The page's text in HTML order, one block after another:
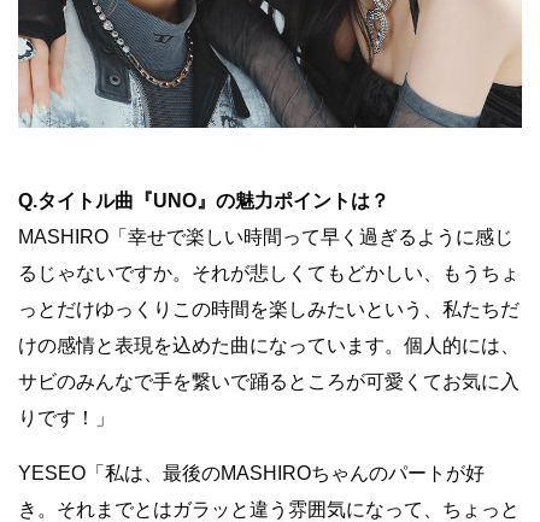
Q.タイトル曲『UNO』の魅力ポイントは？
MASHIRO「幸せで楽しい時間って早く過ぎるように感じ
るじゃないですか。それが悲しくてもどかしい、もうちょ
っとだけゆっくりこの時間を楽しみたいという、私たちだ
けの感情と表現を込めた曲になっています。個人的には、
サビのみんなで手を繋いで踊るところが可愛くてお気に入
りです！」
YESEO「私は、最後のMASHIROちゃんのパートが好
き。それまでとはガラッと違う雰囲気になって、ちょっと